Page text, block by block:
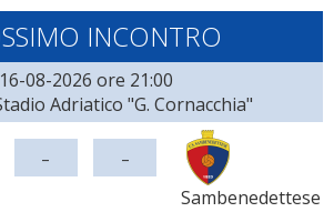
INCONTRO
16-08-2026 ore 21:00
Adriatico "G. Cornacchia"
- -
Sambenedettese